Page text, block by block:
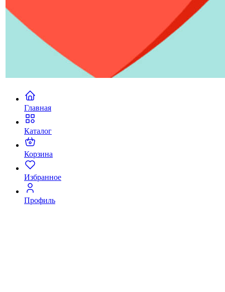
Главная
Каталог
Корзина
Избранное
Профиль